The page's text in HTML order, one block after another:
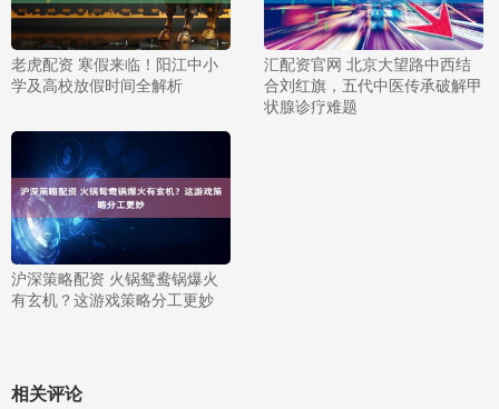
老虎配资 寒假来临！阳江中小
学及高校放假时间全解析
汇配资官网 北京大望路中西结
合刘红旗，五代中医传承破解甲
状腺诊疗难题
沪深策略配资 火锅鸳鸯锅爆火
有玄机？这游戏策略分工更妙
相关评论